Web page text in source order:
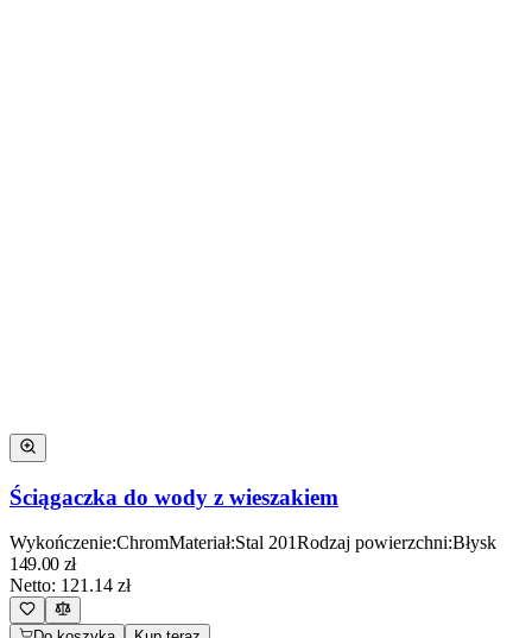
Ściągaczka do wody z wieszakiem
Wykończenie:ChromMateriał:Stal 201Rodzaj powierzchni:Błysk
149.00 zł
Netto: 121.14 zł